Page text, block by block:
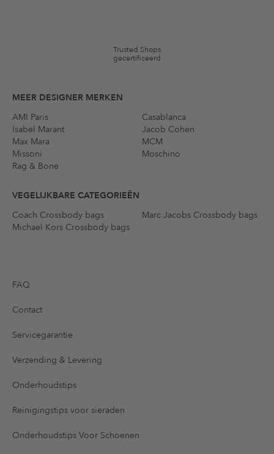
Trusted Shops
gecertificeerd
MEER DESIGNER MERKEN
AMI Paris
Casablanca
Isabel Marant
Jacob Cohen
Max Mara
MCM
Missoni
Moschino
Rag & Bone
VEGELIJKBARE CATEGORIEËN
Coach Crossbody bags
Marc Jacobs Crossbody bags
Michael Kors Crossbody bags
FAQ
Contact
Servicegarantie
Verzending & Levering
Onderhoudstips
Reinigingstips voor sieraden
Onderhoudstips Voor Schoenen